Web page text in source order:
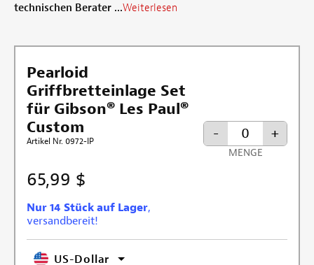
technischen Berater ...Weiterlesen
Pearloid
Griffbretteinlage Set
für Gibson® Les Paul®
Custom
Artikel Nr. 0972-IP
65,99 $
Nur 14 Stück auf Lager,
versandbereit!
- +
MENGE
US-Dollar